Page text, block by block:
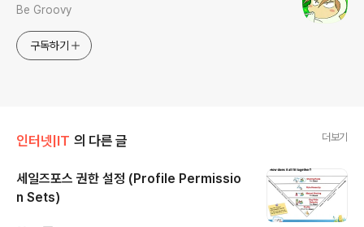
Be Groovy
구독하기
인터넷|IT 의 다른 글 더보기
세일즈포스 권한 설정 (Profile Permissio
n Sets)